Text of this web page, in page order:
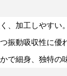
、加工しやすい
振動吸収性に優
かで細身、独特の